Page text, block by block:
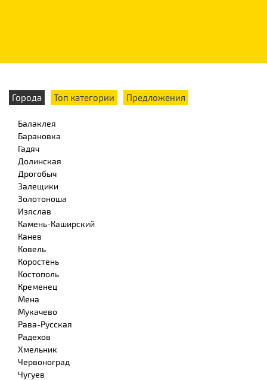
Города Топ категории Предложения
Балаклея
Барановка
Гадяч
Долинская
Дрогобыч
Залещики
Золотоноша
Изяслав
Камень-Каширский
Канев
Ковель
Коростень
Костополь
Кременец
Мена
Мукачево
Рава-Русская
Радехов
Хмельник
Червоноград
Чугуев